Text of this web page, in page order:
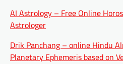
AI Astrology – Free Online
Astrologer
Drik Panchang – online Hindu
Planetary Ephemeris based on